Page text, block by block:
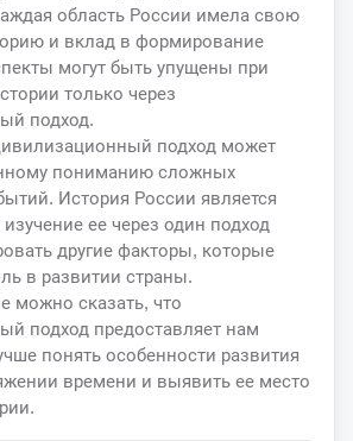
область России имела свою
и вклад в формирование
могут быть упущены при
только через
подход.
подход может
пониманию сложных
История России является
ее через один подход
другие факторы, которые
в развитии страны.
можно сказать, что
подход предоставляет нам
понять особенности развития
времени и выявить ее место